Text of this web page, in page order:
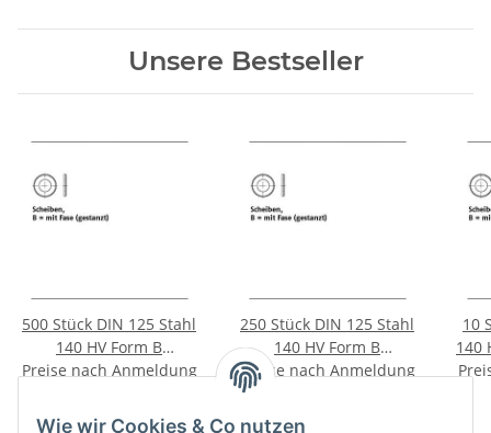
Unsere Bestseller
500 Stück DIN 125 Stahl
140 HV Form B
galvanisch verzinkt
(gestanzt) 13x24x2,5 mm
Preise nach Anmeldung
250 Stück DIN 125 Stahl
140 HV Form B
galvanisch verzinkt
(gestanzt) 17x30x3 mm
Preise nach Anmeldung
10
140
Wie wir Cookies & Co nutzen